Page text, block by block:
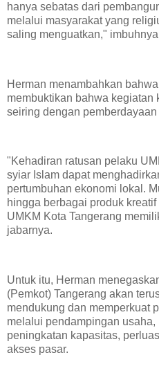
hanya sebatas dari
melalui masyarakat yang
saling menguatkan,"
Herman menambahkan
membuktikan bahwa kegiatan
seiring dengan
"Kehadiran ratusan pelaku
syiar Islam dapat
pertumbuhan ekonomi lokal.
hingga berbagai produk
UMKM Kota Tangerang
jabarnya.
Untuk itu, Herman
(Pemkot) Tangerang akan
mendukung dan memperkuat
melalui pendampingan
peningkatan kapasitas,
akses pasar.